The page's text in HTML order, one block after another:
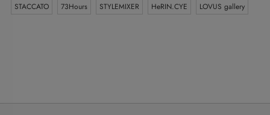
STACCATO
73Hours STYLEMIXER HeRIN.CYE LOVUS gallery